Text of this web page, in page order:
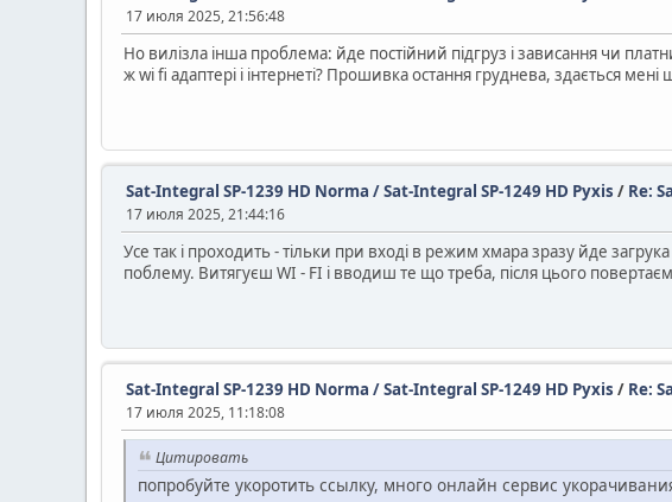
17 июля 2025, 21:56:48
Но вилізла інша проблема: йде постійний підгруз і зависання чи
ж wi fi адаптері і інтернеті? Прошивка остання груднева, здається
Sat-Integral SP-1239 HD Norma / Sat-Integral SP-1249 HD Pyxis / Re:
17 июля 2025, 21:44:16
Усе так і проходить - тільки при вході в режим хмара зразу йде
поблему. Витягуєш WI - FI і вводиш те що треба, після цього
Sat-Integral SP-1239 HD Norma / Sat-Integral SP-1249 HD Pyxis / Re:
17 июля 2025, 11:18:08
Цитировать
попробуйте укоротить ссылку, много онлайн сервис